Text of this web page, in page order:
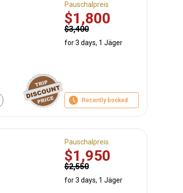
Pauschalpreis
$1,800
$3,400
for 3 days, 1 Jäger
Recently booked
Pauschalpreis
$1,950
$2,550
for 3 days, 1 Jäger